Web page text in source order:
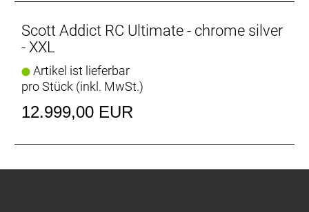
Scott Addict RC Ultimate - chrome silver
- XXL
Artikel ist lieferbar
pro Stück (inkl. MwSt.)
12.999,00 EUR